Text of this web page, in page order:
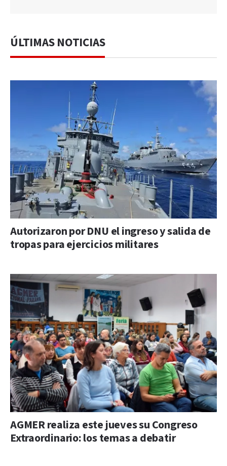
ÚLTIMAS NOTICIAS
Autorizaron por DNU el ingreso y salida de
tropas para ejercicios militares
AGMER realiza este jueves su Congreso
Extraordinario: los temas a debatir